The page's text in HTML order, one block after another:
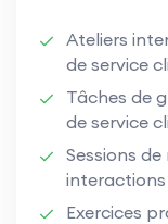
Ateliers
de service
Tâches de
de service
Sessions
interactions
Exercices